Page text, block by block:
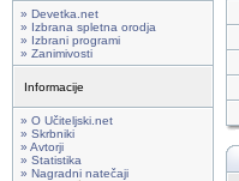
» Devetka.net
» Izbrana spletna orodja
» Izbrani programi
» Zanimivosti
Informacije
» O Učiteljski.net
» Skrbniki
» Avtorji
» Statistika
» Nagradni natečaji